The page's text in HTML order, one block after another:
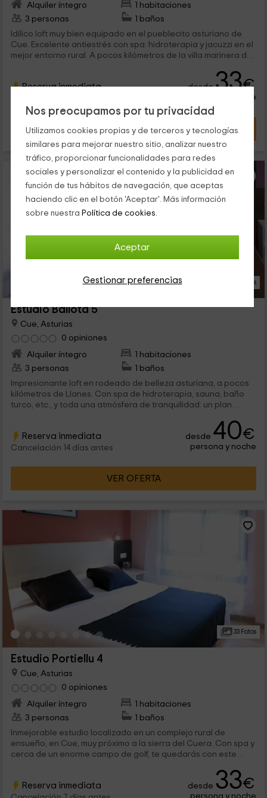
Nos preocupamos por tu privacidad
Utilizamos cookies propias y de terceros y tecnologías
similares para mejorar nuestro sitio, analizar nuestro
tráfico, proporcionar funcionalidades para redes
sociales y personalizar el contenido y la publicidad en
función de tus hábitos de navegación, que aceptas
haciendo clic en el botón 'Aceptar'. Más información
sobre nuestra Política de cookies.
Aceptar
Gestionar preferencias
Alquiler íntegro
1 habitaciones
3 personas
1 baños
Idílico loft muy bien equipado en el pueblecito asturiano de
Cue. Excelente antiestrés con spa: hidroterapia y jacuzzi en el
mejor entorno rural. A pocos kilómetros de la villa marinera de
Reserva inmediata desde33€
persona y noche
VER OFERTA
27 Fotos
Estudio Ballota 5
Cue, Asturias
0 opiniones
Alquiler íntegro
1 habitaciones
3 personas
1 baños
Impresionante loft en rodeado de belleza asturiana, a pocos
kilómetros de Llanes. Con spa de hidroterapia, sauna, baño
turco, etc., y toda una atmósfera de tranquilidad: un plan
Reserva inmediata
Cancelación 14 días antes
desde 40€
persona y noche
VER OFERTA
33 Fotos
Estudio Portiellu 4
Cue, Asturias
0 opiniones
Alquiler íntegro
1 habitaciones
3 personas
1 baños
Inmejorable estudio localizado en un complejo rural de
ensueño, en Cue, muy próximo a la sierra del Cuera. Con spa y
cerca de un enorme campo de golf, te quedarás con este
Reserva inmediata desde 33€
persona y noche